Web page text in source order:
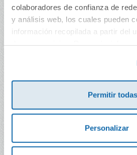
colaboradores de confianza de
y análisis web, los cuales pueden
información recopilada a partir del
Permitir todas
Personalizar
MOWGLI LEARNS TO
8,50€